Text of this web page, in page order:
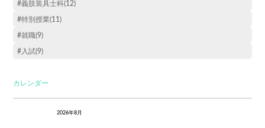
#義肢装具士科(12)
#特別授業(11)
#就職(9)
#入試(9)
カレンダー
2026年8月